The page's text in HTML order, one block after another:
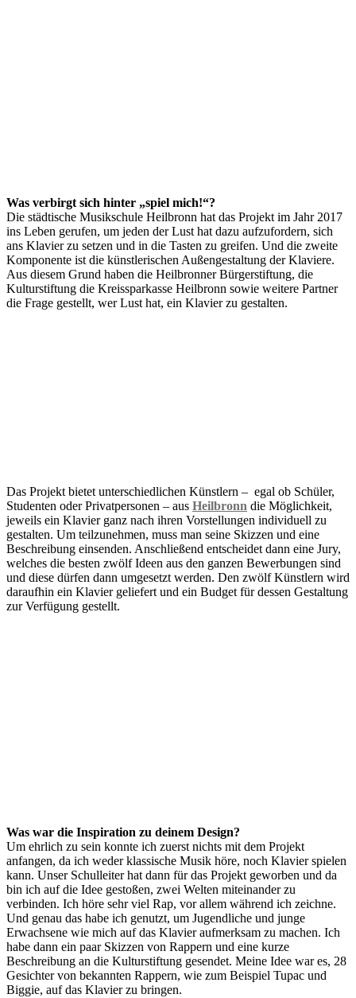
Was verbirgt sich hinter „spiel mich!“?
Die städtische Musikschule Heilbronn hat das Projekt im Jahr 2017
ins Leben gerufen, um jeden der Lust hat dazu aufzufordern, sich
ans Klavier zu setzen und in die Tasten zu greifen. Und die zweite
Komponente ist die künstlerischen Außengestaltung der Klaviere.
Aus diesem Grund haben die Heilbronner Bürgerstiftung, die
Kulturstiftung die Kreissparkasse Heilbronn sowie weitere Partner
die Frage gestellt, wer Lust hat, ein Klavier zu gestalten.
Das Projekt bietet unterschiedlichen Künstlern – egal ob Schüler,
Studenten oder Privatpersonen – aus Heilbronn die Möglichkeit,
jeweils ein Klavier ganz nach ihren Vorstellungen individuell zu
gestalten. Um teilzunehmen, muss man seine Skizzen und eine
Beschreibung einsenden. Anschließend entscheidet dann eine Jury,
welches die besten zwölf Ideen aus den ganzen Bewerbungen sind
und diese dürfen dann umgesetzt werden. Den zwölf Künstlern wird
daraufhin ein Klavier geliefert und ein Budget für dessen Gestaltung
zur Verfügung gestellt.
Was war die Inspiration zu deinem Design?
Um ehrlich zu sein konnte ich zuerst nichts mit dem Projekt
anfangen, da ich weder klassische Musik höre, noch Klavier spielen
kann. Unser Schulleiter hat dann für das Projekt geworben und da
bin ich auf die Idee gestoßen, zwei Welten miteinander zu
verbinden. Ich höre sehr viel Rap, vor allem während ich zeichne.
Und genau das habe ich genutzt, um Jugendliche und junge
Erwachsene wie mich auf das Klavier aufmerksam zu machen. Ich
habe dann ein paar Skizzen von Rappern und eine kurze
Beschreibung an die Kulturstiftung gesendet. Meine Idee war es, 28
Gesichter von bekannten Rappern, wie zum Beispiel Tupac und
Biggie, auf das Klavier zu bringen.